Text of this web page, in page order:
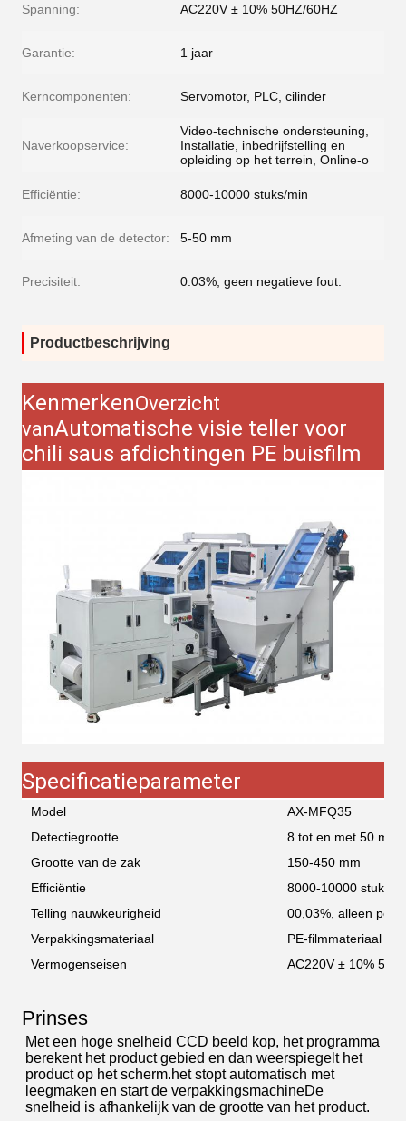
Spanning: AC220V ± 10% 50HZ/60HZ
Garantie: 1 jaar
Kerncomponenten: Servomotor, PLC, cilinder
Naverkoopservice:
Video-technische ondersteuning,
Installatie, inbedrijfstelling en
opleiding op het terrein, Online-o
Efficiëntie: 8000-10000 stuks/min
Afmeting van de detector: 5-50 mm
Precisiteit: 0.03%, geen negatieve fout.
Productbeschrijving
KenmerkenOverzicht
vanAutomatische visie teller voor
chili saus afdichtingen PE buisfilm
Specificatieparameter
Model
AX-MFQ35
Detectiegrootte
8 tot en met 50 mm
Grootte van de zak
150-450 mm
Efficiëntie
8000-10000 stuks/
Telling nauwkeurigheid
00,03%, alleen
Verpakkingsmateriaal
PE-filmmateriaal
Vermogenseisen
AC220V ± 10%
Prinses
Met een hoge snelheid CCD beeld kop, het programma
berekent het product gebied en dan weerspiegelt het
product op het scherm.het stopt automatisch met
leegmaken en start de verpakkingsmachineDe
snelheid is afhankelijk van de grootte van het product.